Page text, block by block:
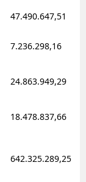
47.490.647,51
7.236.298,16
24.863.949,29
18.478.837,66
642.325.289,25